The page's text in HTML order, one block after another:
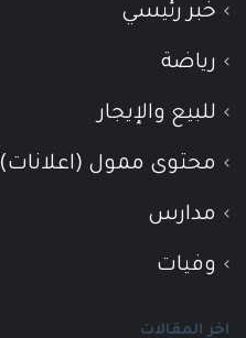
خبر رئيسي
رياضة
للبيع والإيجار
محتوى ممول (اعلانات)
مدارس
وفيات
اخر المقالات